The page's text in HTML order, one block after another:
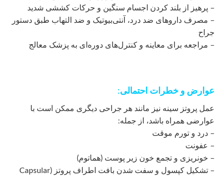
– پرهیز از بلند کردن اجسام سنگین و حرکات کششی شدید
– مصرف داروهای ضد درد، آنتی‌بیوتیک و ضد التهاب طبق دستور
جراح
– مراجعه برای معاینه و کنترل‌های دوره‌ای به پزشک معالج
عوارض و خطرات احتمالی:
عمل پروتز سینه نیز مانند هر جراحی دیگری ممکن است با
عوارضی همراه باشد، از جمله:
– درد و تورم موقت
– عفونت
– خونریزی و تجمع خون زیر پوست (هماتوم)
– تشکیل کپسول و سفت شدن بافت اطراف پروتز (Capsular